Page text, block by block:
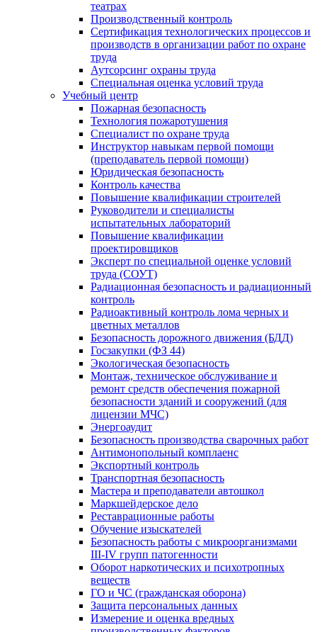
театрах
Производственный контроль
Сертификация технологических процессов и
производств в организации работ по охране
труда
Аутсорсинг охраны труда
Специальная оценка условий труда
Учебный центр
Пожарная безопасность
Технология пожаротушения
Специалист по охране труда
Инструктор навыкам первой помощи
(преподаватель первой помощи)
Юридическая безопасность
Контроль качества
Повышение квалификации строителей
Руководители и специалисты
испытательных лабораторий
Повышение квалификации
проектировщиков
Эксперт по специальной оценке условий
труда (СОУТ)
Радиационная безопасность и радиационный
контроль
Радиоактивный контроль лома черных и
цветных металлов
Безопасность дорожного движения (БДД)
Госзакупки (ФЗ 44)
Экологическая безопасность
Монтаж, техническое обслуживание и
ремонт средств обеспечения пожарной
безопасности зданий и сооружений (для
лицензии МЧС)
Энергоаудит
Безопасность производства сварочных работ
Антимонопольный комплаенс
Экспортный контроль
Транспортная безопасность
Мастера и преподаватели автошкол
Маркшейдерское дело
Реставрационные работы
Обучение изыскателей
Безопасность работы с микроорганизмами
III-IV групп патогенности
Оборот наркотических и психотропных
веществ
ГО и ЧС (гражданская оборона)
Защита персональных данных
Измерение и оценка вредных